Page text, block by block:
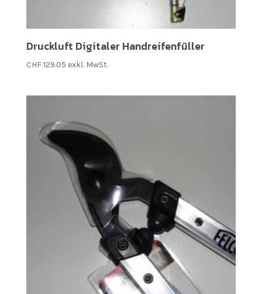
Druckluft Digitaler Handreifenfüller
CHF129.05 exkl. MwSt.